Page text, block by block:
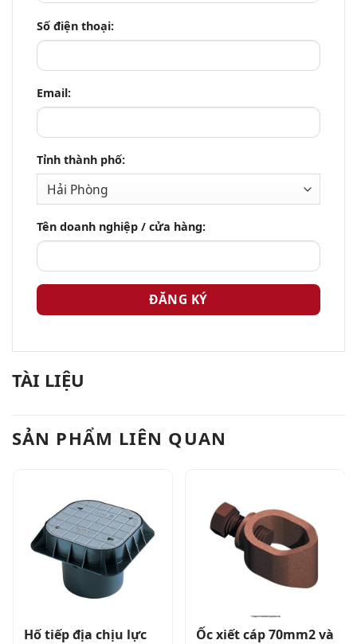
Số điện thoại:
Email:
Tỉnh thành phố:
Tên doanh nghiệp / cửa hàng:
TÀI LIỆU
SẢN PHẨM LIÊN QUAN
Hố tiếp địa chịu lực
Ốc xiết cáp 70mm2 và